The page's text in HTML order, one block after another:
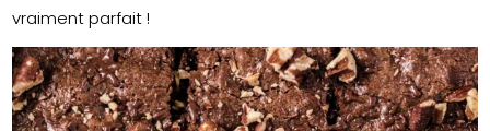
vraiment parfait !